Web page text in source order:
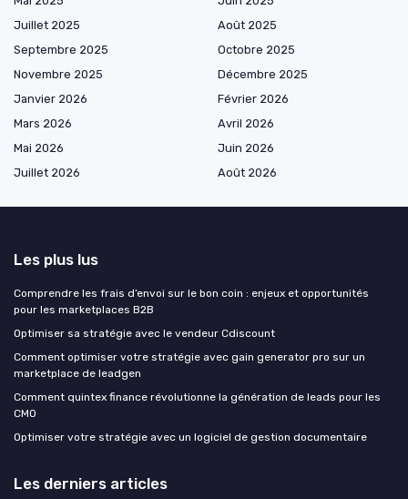
Juillet 2025
Août 2025
Septembre 2025
Octobre 2025
Novembre 2025
Décembre 2025
Janvier 2026
Février 2026
Mars 2026
Avril 2026
Mai 2026
Juin 2026
Juillet 2026
Août 2026
Les plus lus
Comprendre les frais d’envoi sur le bon coin : enjeux et opportunités
pour les marketplaces B2B
Optimiser sa stratégie avec le vendeur Cdiscount
Comment optimiser votre stratégie avec gain generator pro sur un
marketplace de leadgen
Comment quintex finance révolutionne la génération de leads pour les
CMO
Optimiser votre stratégie avec un logiciel de gestion documentaire
Les derniers articles